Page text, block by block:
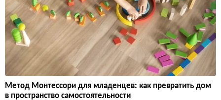
Метод Монтессори для младенцев: как превратить дом
в пространство самостоятельности